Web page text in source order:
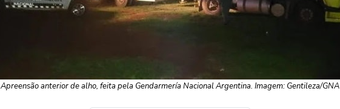
Apreensão anterior de alho, feita pela Gendarmería Nacional Argentina. Imagem: Gentileza/GNA